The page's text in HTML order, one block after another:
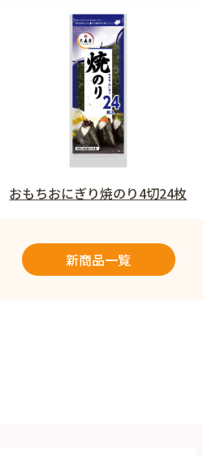
おもちおにぎり焼のり4切24枚
新商品一覧